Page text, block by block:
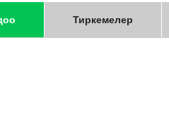
Тиркемелер